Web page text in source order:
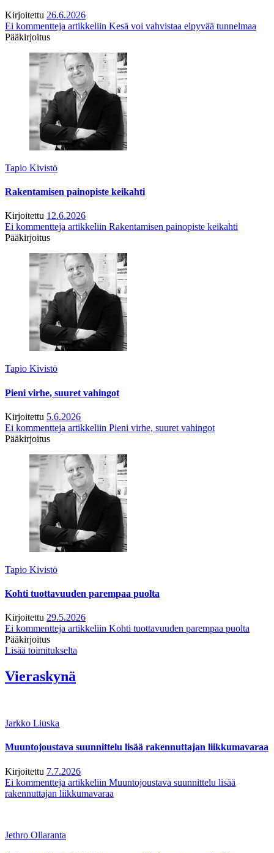
Kirjoitettu 26.6.2026
Ei kommentteja artikkeliin Kesä voi vahvistaa elpyvää tunnelmaa
Pääkirjoitus
Tapio Kivistö
Rakentamisen painopiste keikahti
Kirjoitettu 12.6.2026
Ei kommentteja artikkeliin Rakentamisen painopiste keikahti
Pääkirjoitus
Tapio Kivistö
Pieni virhe, suuret vahingot
Kirjoitettu 5.6.2026
Ei kommentteja artikkeliin Pieni virhe, suuret vahingot
Pääkirjoitus
Tapio Kivistö
Kohti tuottavuuden parempaa puolta
Kirjoitettu 29.5.2026
Ei kommentteja artikkeliin Kohti tuottavuuden parempaa puolta
Pääkirjoitus
Lisää toimitukselta
Vieraskynä
Jarkko Liuska
Muuntojoustava suunnittelu lisää rakennuttajan liikkumavaraa
Kirjoitettu 7.7.2026
Ei kommentteja artikkeliin Muuntojoustava suunnittelu lisää
rakennuttajan liikkumavaraa
Jethro Ollaranta